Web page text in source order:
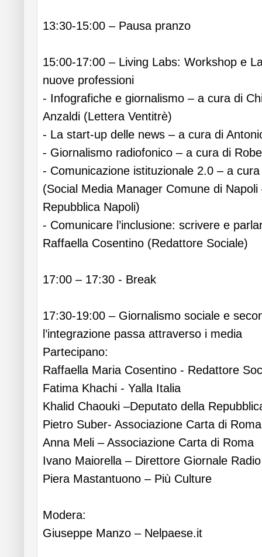
13:30-15:00 – Pausa pranzo
15:00-17:00 – Living Labs: Workshop e
nuove professioni
- Infografiche e giornalismo – a cura di
Anzaldi (Lettera Ventitrè)
- La start-up delle news – a cura di
- Giornalismo radiofonico – a cura di
- Comunicazione istituzionale 2.0 – a
(Social Media Manager Comune di
Repubblica Napoli)
- Comunicare l’inclusione: scrivere e
Raffaella Cosentino (Redattore Sociale)
17:00 – 17:30 - Break
17:30-19:00 – Giornalismo sociale e
l’integrazione passa attraverso i media
Partecipano:
Raffaella Maria Cosentino - Redattore
Fatima Khachi - Yalla Italia
Khalid Chaouki –Deputato della
Pietro Suber- Associazione Carta di Roma
Anna Meli – Associazione Carta di Roma
Ivano Maiorella – Direttore Giornale
Piera Mastantuono – Più Culture
Modera:
Giuseppe Manzo – Nelpaese.it